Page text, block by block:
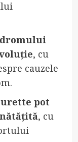
, cu
cauzele
pot
, cu